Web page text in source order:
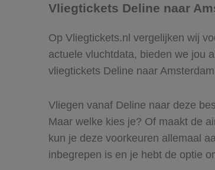
Vliegtickets Deline naar
Op Vliegtickets.nl vergelijken wij
actuele vluchtdata, bieden we jou
vliegtickets Deline naar
Vliegen vanaf Deline naar deze
Maar welke kies je? Of maakt de
kun je deze voorkeuren allemaal
inbegrepen is en je hebt de optie